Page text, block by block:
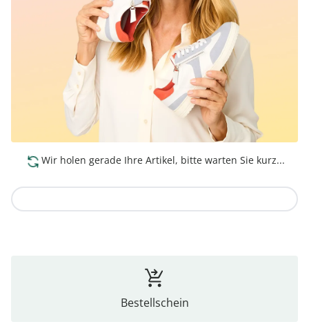
Wir holen gerade Ihre Artikel, bitte warten Sie kurz...
Bestellschein